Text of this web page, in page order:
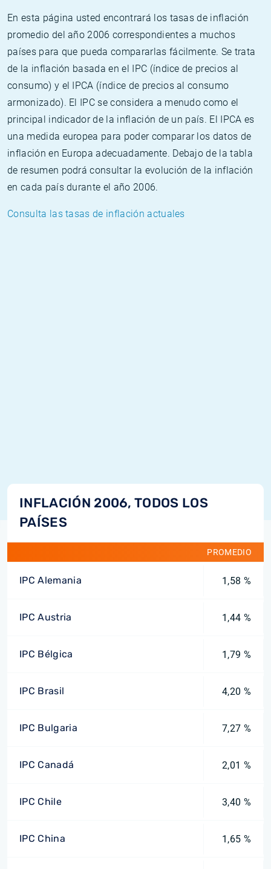
En esta página usted encontrará los tasas de inflación
promedio del año 2006 correspondientes a muchos
países para que pueda compararlas fácilmente. Se trata
de la inflación basada en el IPC (índice de precios al
consumo) y el IPCA (índice de precios al consumo
armonizado). El IPC se considera a menudo como el
principal indicador de la inflación de un país. El IPCA es
una medida europea para poder comparar los datos de
inflación en Europa adecuadamente. Debajo de la tabla
de resumen podrá consultar la evolución de la inflación
en cada país durante el año 2006.
Consulta las tasas de inflación actuales
INFLACIÓN 2006, TODOS LOS
PAÍSES
PROMEDIO
IPC Alemania 1,58 %
IPC Austria 1,44 %
IPC Bélgica 1,79 %
IPC Brasil 4,20 %
IPC Bulgaria 7,27 %
IPC Canadá 2,01 %
IPC Chile 3,40 %
IPC China 1,65 %